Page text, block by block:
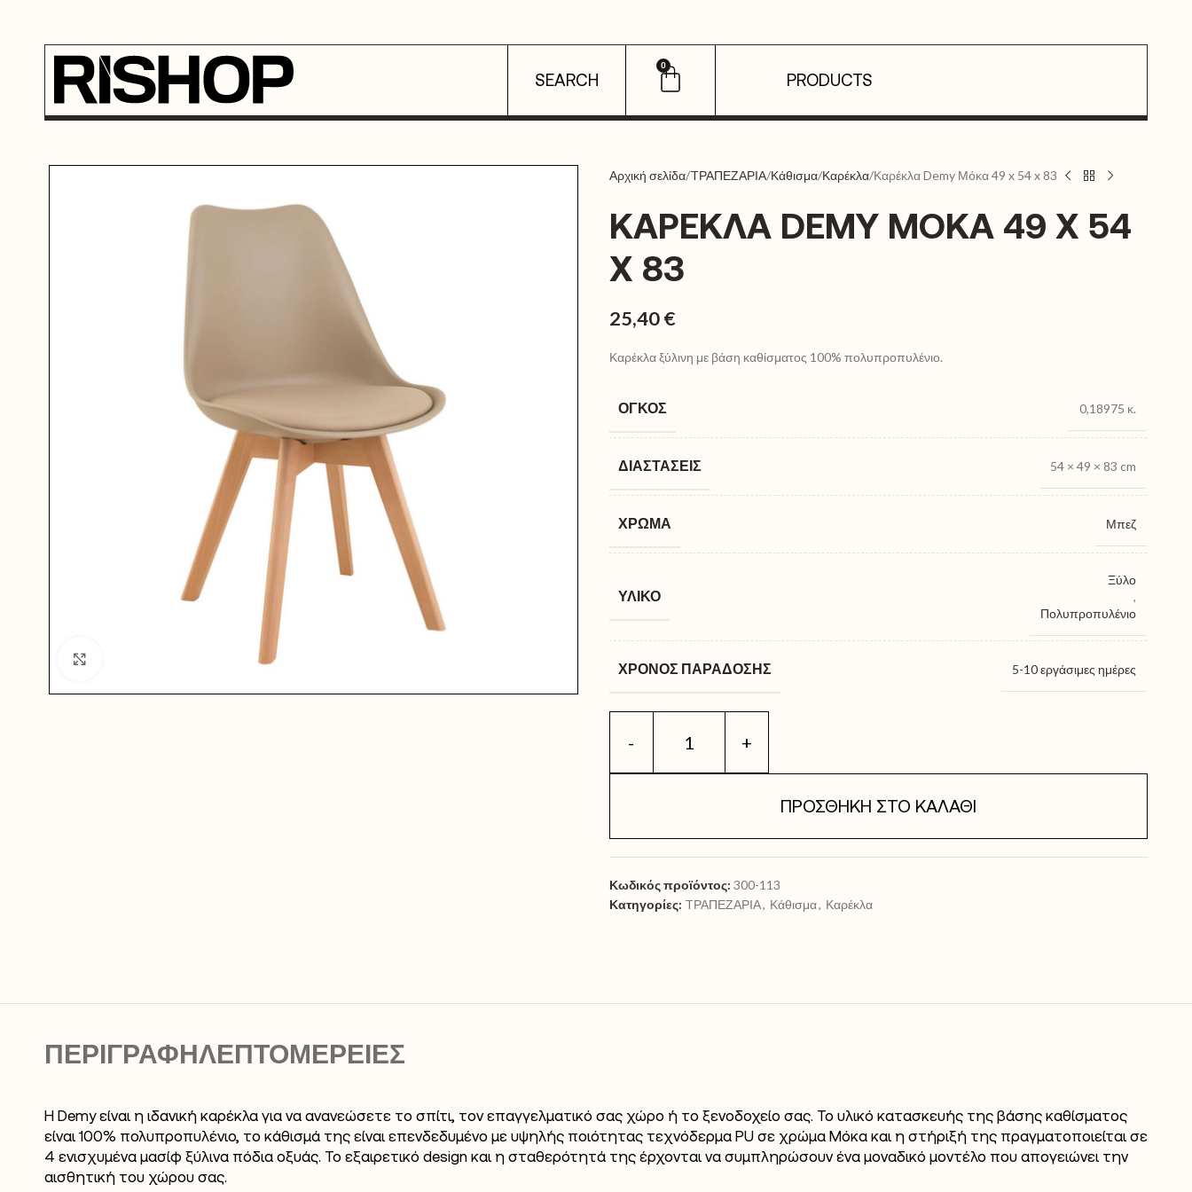
SEARCH
0
PRODUCTS
Αρχική σελίδα TΡΑΠΕΖΑΡΙΑ Κάθισμα Καρέκλα Καρέκλα Demy Μόκα 49 x 54 x 83
ΚΑΡΈΚΛΑ DEMY ΜΌΚΑ 49 X 54
X 83
25,40€
Καρέκλα ξύλινη με βάση καθίσματος 100% πολυπροπυλένιο.
ΌΓΚΟΣ 0,18975 κ.
ΔΙΑΣΤΆΣΕΙΣ 54 × 49 × 83 cm
ΧΡΏΜΑ Μπεζ
ΥΛΙΚΌ
Ξύλο
,
Πολυπροπυλένιο
ΧΡΌΝΟΣ ΠΑΡΆΔΟΣΗΣ 5-10 εργάσιμες ημέρες
ΠΡΟΣΘΉΚΗ ΣΤΟ ΚΑΛΆΘΙ
Κωδικός προϊόντος: 300-113
Κατηγορίες: TΡΑΠΕΖΑΡΙΑ, Κάθισμα, Καρέκλα
ΠΕΡΙΓΡΑΦΉΛΕΠΤΟΜΕΡΕΙΕΣ
Η Demy είναι η ιδανική καρέκλα για να ανανεώσετε το σπίτι, τον επαγγελματικό σας χώρο ή το ξενοδοχείο σας. Το υλικό κατασκευής της βάσης καθίσματος
είναι 100% πολυπροπυλένιο, το κάθισμά της είναι επενδεδυμένο με υψηλής ποιότητας τεχνόδερμα PU σε χρώμα Μόκα και η στήριξή της πραγματοποιείται σε
4 ενισχυμένα μασίφ ξύλινα πόδια οξυάς. Το εξαιρετικό design και η σταθερότητά της έρχονται να συμπληρώσουν ένα μοναδικό μοντέλο που απογειώνει την
αισθητική του χώρου σας.